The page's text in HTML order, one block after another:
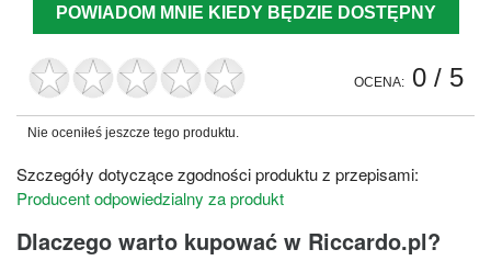
POWIADOM MNIE KIEDY BĘDZIE DOSTĘPNY
OCENA: 0 / 5
Nie oceniłeś jeszcze tego produktu.
Szczegóły dotyczące zgodności produktu z przepisami:
Producent odpowiedzialny za produkt
Dlaczego warto kupować w Riccardo.pl?